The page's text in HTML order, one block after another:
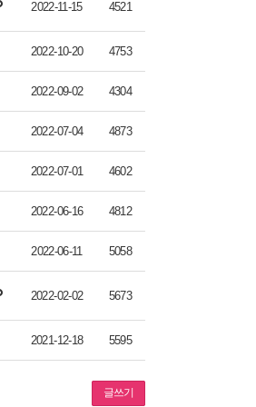
2022-11-15 4521
2022-10-20 4753
2022-09-02 4304
2022-07-04 4873
2022-07-01 4602
2022-06-16 4812
2022-06-11 5058
2022-02-02 5673
2021-12-18 5595
글쓰기